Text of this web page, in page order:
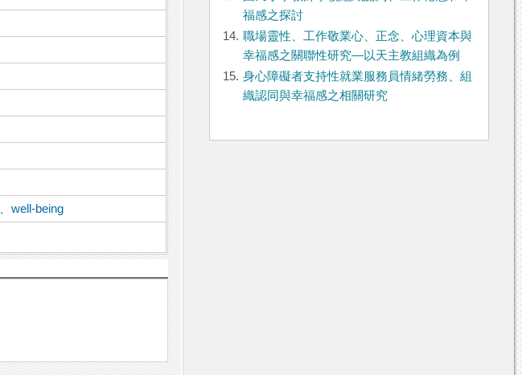
、well-being
福感之探討
14. 職場靈性、工作敬業心、正念、心理資本與
幸福感之關聯性研究—以天主教組織為例
15. 身心障礙者支持性就業服務員情緒勞務、組
織認同與幸福感之相關研究